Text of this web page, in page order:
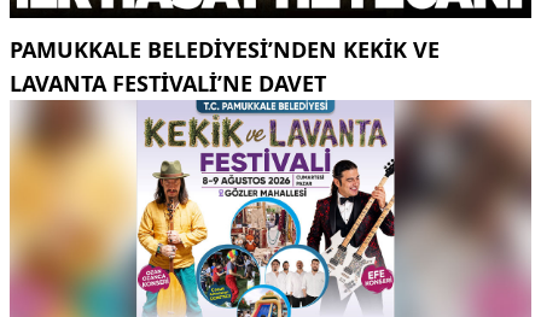
PAMUKKALE BELEDIYESI’NDEN KEKIK VE
LAVANTA FESTIVALI’NE DAVET